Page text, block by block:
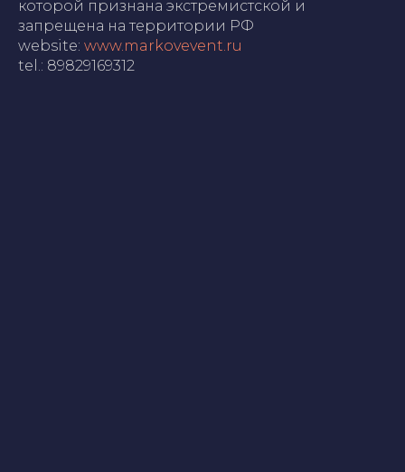
которой признана экстремистской и
запрещена на территории РФ
website: www.markovevent.ru
tel.: 89829169312